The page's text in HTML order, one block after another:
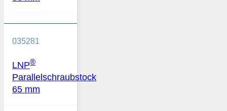
035281
LNP®
Parallelschraubstock
65 mm